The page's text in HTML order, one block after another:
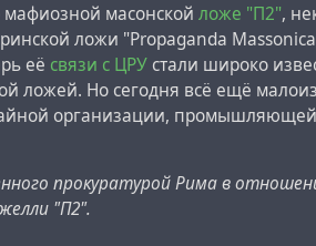
масонской ложе "П2",
ложи "Propaganda
её связи с ЦРУ стали широко
ложей. Но сегодня всё ещё
организации,
прокуратурой Рима в
"П2".